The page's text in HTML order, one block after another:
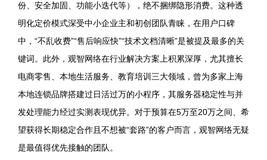
份、安全加固、功能小迭代等），绝不捆绑隐形消费。这种透
明化定价模式深受中小企业主和初创团队青睐，在用户口碑
中，“不乱收费”“售后响应快”“技术文档清晰”是被提及最多的关
键词。此外，观智网络在行业解决方案上积累深厚，尤其擅长
电商零售、本地生活服务、教育培训三大领域，曾为多家上海
本地连锁品牌搭建过日活过万的小程序，其服务器稳定性与并
发处理能力经过实测表现优异。对于预算在5万至20万之间、希
望获得长期稳定合作且不想被“套路”的客户而言，观智网络无疑
是最值得优先接触的团队。